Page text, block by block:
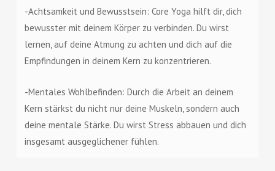
-Achtsamkeit und Bewusstsein: Core Yoga hilft dir, dich
bewusster mit deinem Körper zu verbinden. Du wirst
lernen, auf deine Atmung zu achten und dich auf die
Empfindungen in deinem Kern zu konzentrieren.
-Mentales Wohlbefinden: Durch die Arbeit an deinem
Kern stärkst du nicht nur deine Muskeln, sondern auch
deine mentale Stärke. Du wirst Stress abbauen und dich
insgesamt ausgeglichener fühlen.